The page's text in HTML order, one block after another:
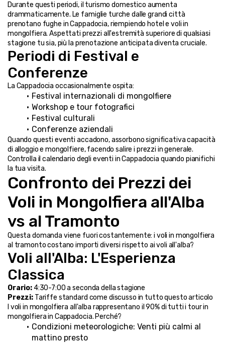
Durante questi periodi, il turismo domestico aumenta
drammaticamente. Le famiglie turche dalle grandi città
prenotano fughe in Cappadocia, riempiendo hotel e voli in
mongolfiera. Aspettati prezzi all'estremità superiore di qualsiasi
stagione tu sia, più la prenotazione anticipata diventa cruciale.
Periodi di Festival e
Conferenze
La Cappadocia occasionalmente ospita:
Festival internazionali di mongolfiere
Workshop e tour fotografici
Festival culturali
Conferenze aziendali
Quando questi eventi accadono, assorbono significativa capacità
di alloggio e mongolfiere, facendo salire i prezzi in generale.
Controlla il calendario degli eventi in Cappadocia quando pianifichi
la tua visita.
Confronto dei Prezzi dei
Voli in Mongolfiera all'Alba
vs al Tramonto
Questa domanda viene fuori costantemente: i voli in mongolfiera
al tramonto costano importi diversi rispetto ai voli all'alba?
Voli all'Alba: L'Esperienza
Classica
Orario: 4:30-7:00 a seconda della stagione
Prezzi: Tariffe standard come discusso in tutto questo articolo
I voli in mongolfiera all'alba rappresentano il 90% di tutti i tour in
mongolfiera in Cappadocia. Perché?
Condizioni meteorologiche: Venti più calmi al
mattino presto